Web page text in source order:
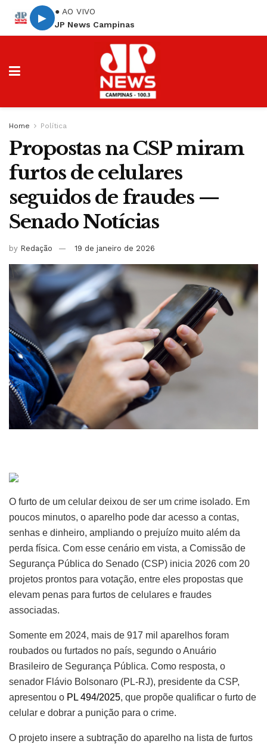
▶
● AO VIVO
JP News Campinas
Home Política
Propostas na CSP miram
furtos de celulares
seguidos de fraudes —
Senado Notícias
by Redação 19 de janeiro de 2026
O furto de um celular deixou de ser um crime isolado. Em
poucos minutos, o aparelho pode dar acesso a contas,
senhas e dinheiro, ampliando o prejuízo muito além da
perda física. Com esse cenário em vista, a Comissão de
Segurança Pública do Senado (CSP) inicia 2026 com 20
projetos prontos para votação, entre eles propostas que
elevam penas para furtos de celulares e fraudes
associadas.
Somente em 2024, mais de 917 mil aparelhos foram
roubados ou furtados no país, segundo o Anuário
Brasileiro de Segurança Pública. Como resposta, o
senador Flávio Bolsonaro (PL-RJ), presidente da CSP,
apresentou o PL 494/2025, que propõe qualificar o furto de
celular e dobrar a punição para o crime.
O projeto insere a subtração do aparelho na lista de furtos